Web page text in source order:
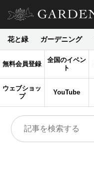
花と緑 ガーデニング
無料会員登録
全国のイベン
ト
ウェブショッ
プ
YouTube